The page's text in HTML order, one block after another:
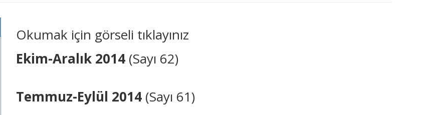
Okumak için görseli tıklayınız
Ekim-Aralık 2014 (Sayı 62)
Temmuz-Eylül 2014 (Sayı 61)